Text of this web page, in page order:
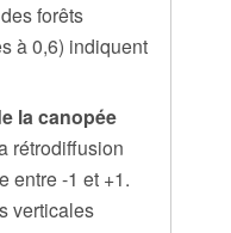
forêts
à 0,6) indiquent
la canopée
rétrodiffusion
entre -1 et +1.
verticales